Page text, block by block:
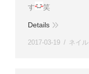
す
笑
Details
2017-03-19 ネイル